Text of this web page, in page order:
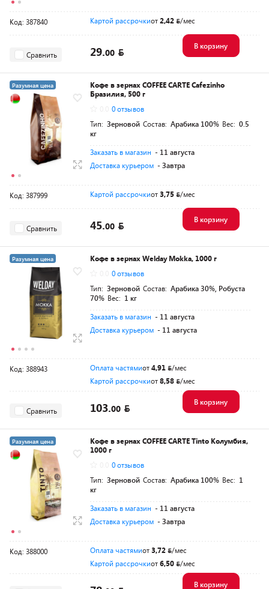
Код: 387840 Картой рассрочкиот2,42 /мес
Сравнить 29.00
В корзину
Разумная цена
Кофе в зернах COFFEE CARTE Cafezinho
Бразилия, 500 г
0 отзывов
Тип: Зерновой Состав: Арабика 100% Вес: 0.5
кг
Заказать в магазин - 11 августа
Доставка курьером - Завтра
Код: 387999 Картой рассрочкиот3,75 /мес
Сравнить 45.00
В корзину
Разумная цена
Кофе в зернах Welday Mokka, 1000 г
0 отзывов
Тип: Зерновой Состав: Арабика 30%, Робуста
70% Вес: 1 кг
Заказать в магазин - 11 августа
Доставка курьером - 11 августа
Код: 388943 Оплата частямиот4,91
/мес
Картой рассрочкиот8,58 /мес
Сравнить 103.00
В корзину
Разумная цена
Кофе в зернах COFFEE CARTE Tinto Колумбия,
1000 г
0 отзывов
Тип: Зерновой Состав: Арабика 100% Вес: 1
кг
Заказать в магазин - 11 августа
Доставка курьером - Завтра
Код: 388000 Оплата частямиот3,72
/мес
Картой рассрочкиот6,50 /мес
В корзину